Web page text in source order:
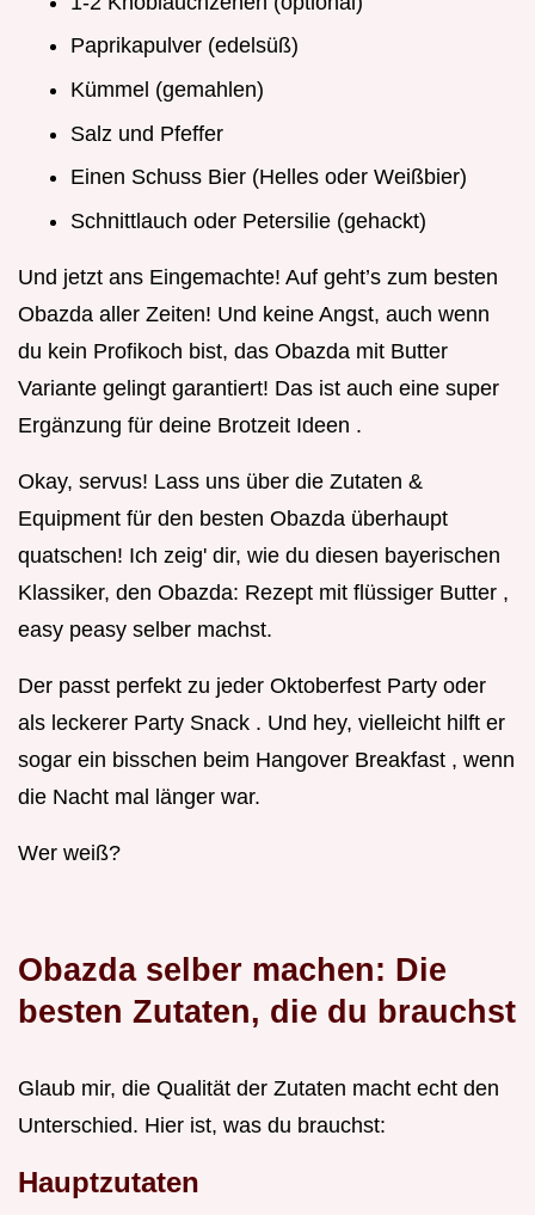
Paprikapulver (edelsüß)
Kümmel (gemahlen)
Salz und Pfeffer
Einen Schuss Bier (Helles oder Weißbier)
Schnittlauch oder Petersilie (gehackt)
Und jetzt ans Eingemachte! Auf geht’s zum besten
Obazda aller Zeiten! Und keine Angst, auch wenn
du kein Profikoch bist, das Obazda mit Butter
Variante gelingt garantiert! Das ist auch eine super
Ergänzung für deine Brotzeit Ideen .
Okay, servus! Lass uns über die Zutaten &
Equipment für den besten Obazda überhaupt
quatschen! Ich zeig' dir, wie du diesen bayerischen
Klassiker, den Obazda: Rezept mit flüssiger Butter ,
easy peasy selber machst.
Der passt perfekt zu jeder Oktoberfest Party oder
als leckerer Party Snack . Und hey, vielleicht hilft er
sogar ein bisschen beim Hangover Breakfast , wenn
die Nacht mal länger war.
Wer weiß?
Obazda selber machen: Die
besten Zutaten, die du brauchst
Glaub mir, die Qualität der Zutaten macht echt den
Unterschied. Hier ist, was du brauchst:
Hauptzutaten